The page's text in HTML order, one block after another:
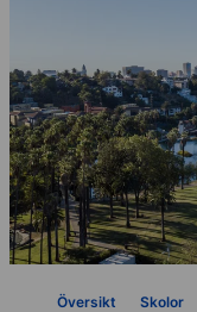
Översikt Skolor